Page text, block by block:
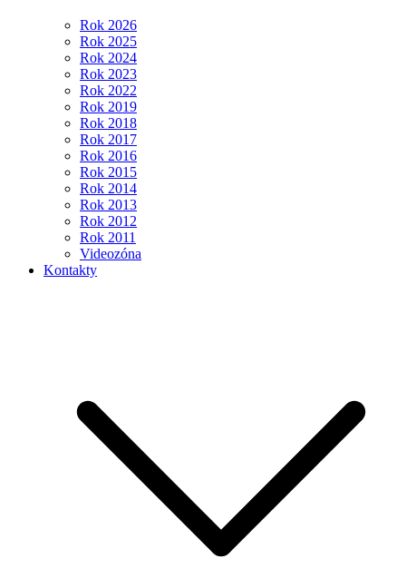
Rok 2026
Rok 2025
Rok 2024
Rok 2023
Rok 2022
Rok 2019
Rok 2018
Rok 2017
Rok 2016
Rok 2015
Rok 2014
Rok 2013
Rok 2012
Rok 2011
Videozóna
Kontakty